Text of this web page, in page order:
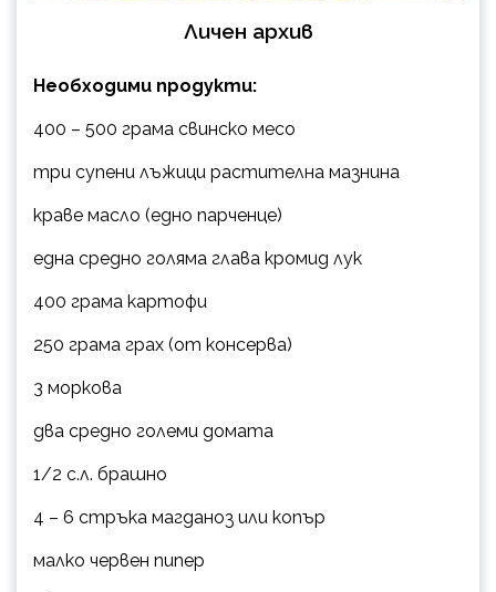
Личен архив
Необходими продукти:
400 – 500 грама свинско месо
три супени лъжици растителна мазнина
краве масло (едно парченце)
една средно голяма глава кромид лук
400 грама картофи
250 грама грах (от консерва)
3 моркова
два средно големи домата
1/2 с.л. брашно
4 – 6 стръка магданоз или копър
малко червен пипер